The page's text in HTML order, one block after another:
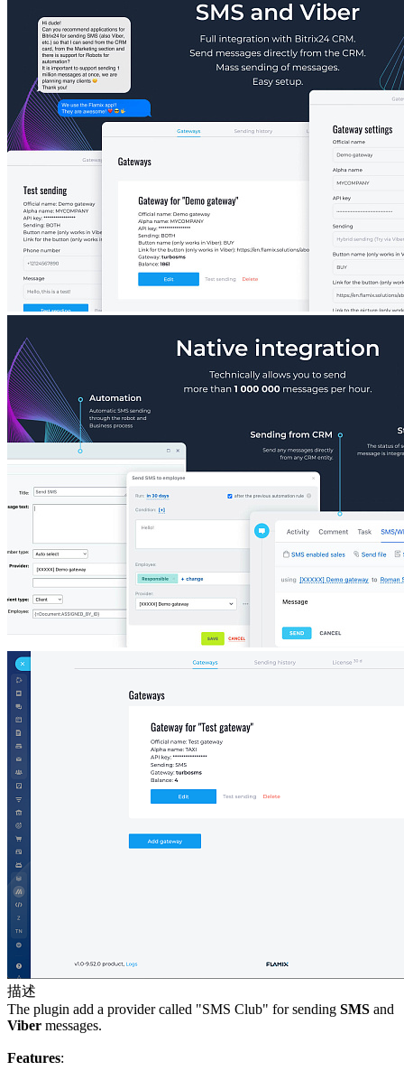
描述
The plugin add a provider called "SMS Club" for sending SMS and
Viber messages.
Features: